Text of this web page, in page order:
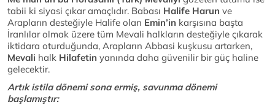
tabii ki siyasi çıkar amaçlıdır. Babası Halife Harun ve
Arapların desteğiyle Halife olan Emin’in karşısına başta
İranlılar olmak üzere tüm Mevali halkların desteğiyle çıkarak
iktidara oturduğunda, Arapların Abbasi kuşkusu artarken,
Mevali halk Hilafetin yanında daha güvenilir bir güç haline
gelecektir.
Artık istila dönemi sona ermiş, savunma dönemi
başlamıştır: